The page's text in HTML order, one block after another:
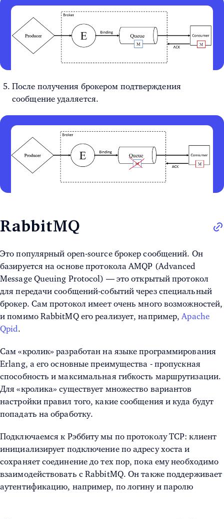
После получения брокером подтверждения
сообщение удаляется.
RabbitMQ
Это популярный open-source брокер сообщений. Он
базируется на основе протокола AMQP (Advanced
Message Queuing Protocol) — это открытый протокол
для передачи сообщений-событий через специальный
брокер. Сам протокол имеет очень много возможностей,
и помимо RabbitMQ его реализует, например,Apache
Qpid.
Сам «кролик» разработан на языке программирования
Erlang, а его основные преимущества - пропускная
способность и максимальная гибкость маршрутизации.
Для «кролика» существует множество вариантов
настройки правил того, какие сообщения и куда будут
попадать на обработку.
Подключаемся к Рэббиту мы по протоколу TCP: клиент
инициализирует подключение по адресу хоста и
сохраняет соединение до тех пор, пока ему необходимо
взаимодействовать с RabbitMQ. Он также поддерживает
аутентификацию, например, по логину и паролю